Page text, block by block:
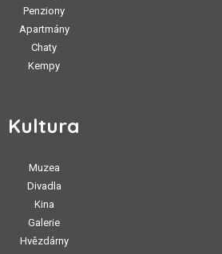
Penziony
Apartmány
Chaty
Kempy
Kultura
Muzea
Divadla
Kina
Galerie
Hvězdárny